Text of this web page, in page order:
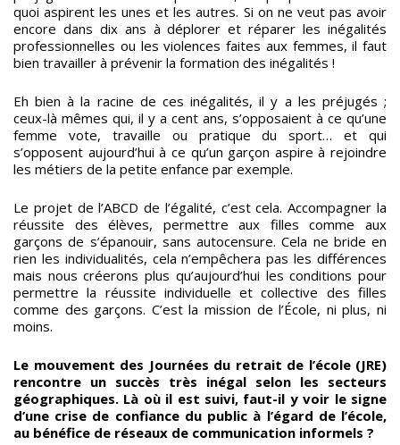
quoi aspirent les unes et les autres. Si on ne veut pas avoir
encore dans dix ans à déplorer et réparer les inégalités
professionnelles ou les violences faites aux femmes, il faut
bien travailler à prévenir la formation des inégalités !
Eh bien à la racine de ces inégalités, il y a les préjugés ;
ceux-là mêmes qui, il y a cent ans, s’opposaient à ce qu’une
femme vote, travaille ou pratique du sport… et qui
s’opposent aujourd’hui à ce qu’un garçon aspire à rejoindre
les métiers de la petite enfance par exemple.
Le projet de l’ABCD de l’égalité, c’est cela. Accompagner la
réussite des élèves, permettre aux filles comme aux
garçons de s’épanouir, sans autocensure. Cela ne bride en
rien les individualités, cela n’empêchera pas les différences
mais nous créerons plus qu’aujourd’hui les conditions pour
permettre la réussite individuelle et collective des filles
comme des garçons. C’est la mission de l’École, ni plus, ni
moins.
Le mouvement des Journées du retrait de l’école (JRE)
rencontre un succès très inégal selon les secteurs
géographiques. Là où il est suivi, faut-il y voir le signe
d’une crise de confiance du public à l’égard de l’école,
au bénéfice de réseaux de communication informels ?